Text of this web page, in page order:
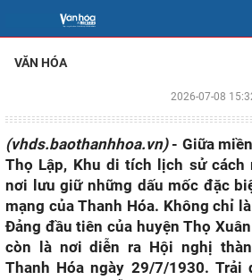
VĂN HÓA
2026-07-08
(vhds.baothanhhoa.vn)- Giữa
Thọ Lập, Khu di tích lịch sử cách
nơi lưu giữ những dấu mốc đặc
mạng của Thanh Hóa. Không chỉ
Đảng đầu tiên của huyện Thọ
còn là nơi diễn ra Hội nghị
Thanh Hóa ngày 29/7/1930. Trải